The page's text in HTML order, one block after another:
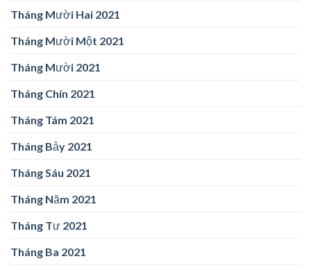
Tháng Mười Hai 2021
Tháng Mười Một 2021
Tháng Mười 2021
Tháng Chín 2021
Tháng Tám 2021
Tháng Bảy 2021
Tháng Sáu 2021
Tháng Năm 2021
Tháng Tư 2021
Tháng Ba 2021